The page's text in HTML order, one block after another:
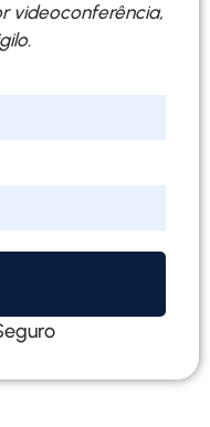
videoconferência,